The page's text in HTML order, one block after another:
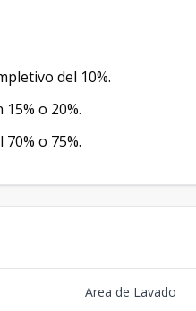
del 10%.
o 20%.
o 75%.
Area de Lavado